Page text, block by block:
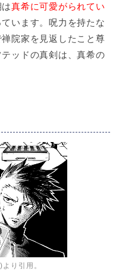
は真希に可愛がられてい
います。呪力を持たな
院家を見返したこと尊
ッドの真剣は、真希の
り引用。